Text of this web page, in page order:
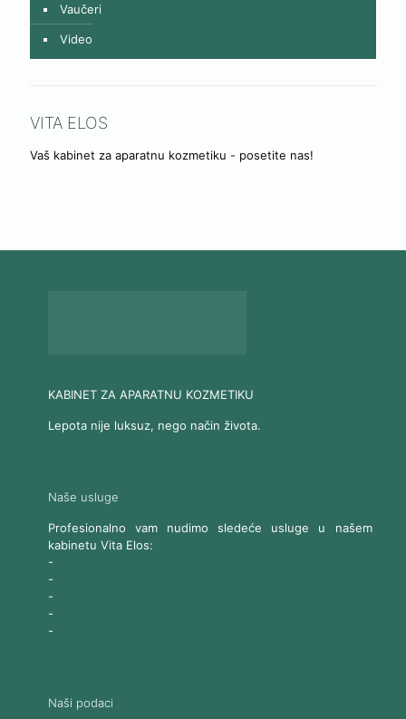
Vaučeri
Video
VITA ELOS
Vaš kabinet za aparatnu kozmetiku - posetite nas!
KABINET ZA APARATNU KOZMETIKU
Lepota nije luksuz, nego način života.
Naše usluge
Profesionalno vam nudimo sledeće usluge u našem
kabinetu Vita Elos:
-
-
-
-
-
Naši podaci